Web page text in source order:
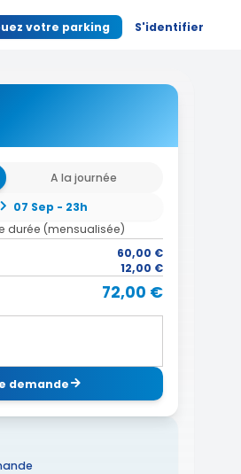
votre parking S'identifier
A la journée
07 Sep - 23h
durée (mensualisée)
60,00 €
12,00 €
72,00 €
demande